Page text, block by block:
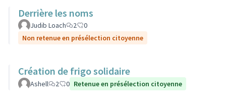
Derrière les noms
Judib Loach 2
0
Non retenue en présélection citoyenne
Création de frigo solidaire
Ashell 2 0 Retenue en présélection citoyenne